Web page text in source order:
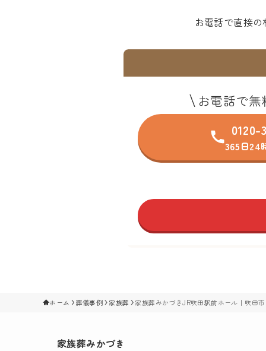
お電話で直接
お電話で
0120-
365日24
ホーム 葬儀事例 家族葬 家族葬みかづきJR吹田駅前ホール｜吹田
家族葬みかづき